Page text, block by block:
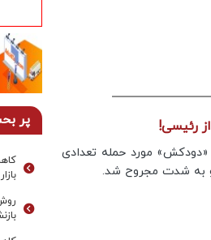
رئیسی!
مورد حمله تعدادی
و به شدت مجروح شد.
پر
بازار